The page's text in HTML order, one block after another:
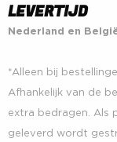
LEVERTIJD
Nederland en
*Alleen bij
Afhankelijk van de
extra bedragen. Als
geleverd wordt